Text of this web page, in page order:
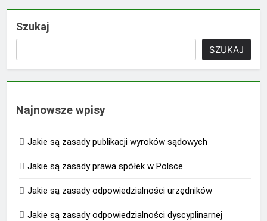
Szukaj
SZUKAJ
Najnowsze wpisy
Jakie są zasady publikacji wyroków sądowych
Jakie są zasady prawa spółek w Polsce
Jakie są zasady odpowiedzialności urzędników
Jakie są zasady odpowiedzialności dyscyplinarnej